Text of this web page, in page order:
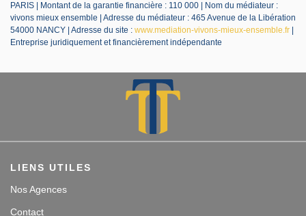
PARIS | Montant de la garantie financière : 110 000 | Nom du médiateur :
vivons mieux ensemble | Adresse du médiateur : 465 Avenue de la Libération
54000 NANCY | Adresse du site : www.mediation-vivons-mieux-ensemble.fr
Entreprise juridiquement et financièrement indépendante
LIENS UTILES
Nos Agences
Contact